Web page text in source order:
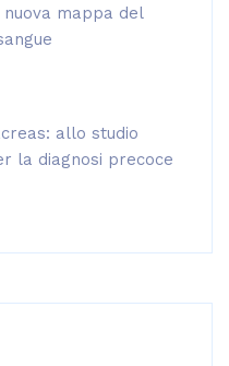
mappa del
allo studio
la diagnosi precoce